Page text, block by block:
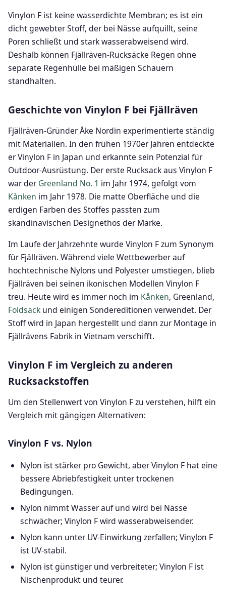
Vinylon F ist keine wasserdichte Membran; es ist ein
dicht gewebter Stoff, der bei Nässe aufquillt, seine
Poren schließt und stark wasserabweisend wird.
Deshalb können Fjällräven-Rucksäcke Regen ohne
separate Regenhülle bei mäßigen Schauern
standhalten.
Geschichte von Vinylon F bei Fjällräven
Fjällräven-Gründer Åke Nordin experimentierte ständig
mit Materialien. In den frühen 1970er Jahren entdeckte
er Vinylon F in Japan und erkannte sein Potenzial für
Outdoor-Ausrüstung. Der erste Rucksack aus Vinylon F
war derGreenland No. 1 im Jahr 1974, gefolgt vom
Kånken im Jahr 1978. Die matte Oberfläche und die
erdigen Farben des Stoffes passten zum
skandinavischen Designethos der Marke.
Im Laufe der Jahrzehnte wurde Vinylon F zum Synonym
für Fjällräven. Während viele Wettbewerber auf
hochtechnische Nylons und Polyester umstiegen, blieb
Fjällräven bei seinen ikonischen Modellen Vinylon F
treu. Heute wird es immer noch im Kånken, Greenland,
Foldsack und einigen Sondereditionen verwendet. Der
Stoff wird in Japan hergestellt und dann zur Montage in
Fjällrävens Fabrik in Vietnam verschifft.
Vinylon F im Vergleich zu anderen
Rucksackstoffen
Um den Stellenwert von Vinylon F zu verstehen, hilft ein
Vergleich mit gängigen Alternativen:
Vinylon F vs. Nylon
Nylon ist stärker pro Gewicht, aber Vinylon F hat eine
bessere Abriebfestigkeit unter trockenen
Bedingungen.
Nylon nimmt Wasser auf und wird bei Nässe
schwächer; Vinylon F wird wasserabweisender.
Nylon kann unter UV-Einwirkung zerfallen; Vinylon F
ist UV-stabil.
Nylon ist günstiger und verbreiteter; Vinylon F ist
Nischenprodukt und teurer.